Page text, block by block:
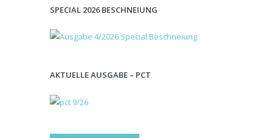
SPECIAL 2026 BESCHNEIUNG
AKTUELLE AUSGABE – PCT